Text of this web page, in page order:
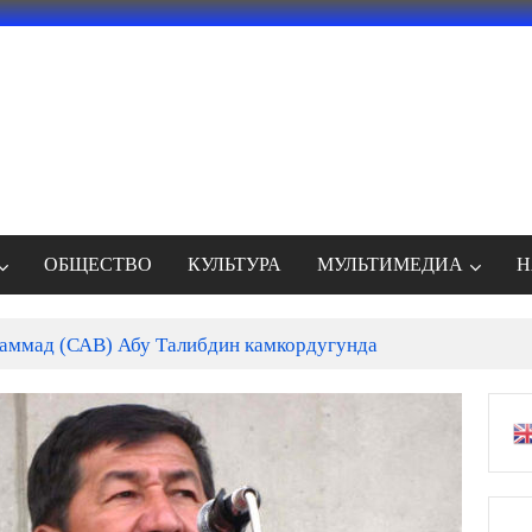
ОБЩЕСТВО КУЛЬТУРА МУЛЬТИМЕДИА
(САВ) Абу Талибдин камкордугунда